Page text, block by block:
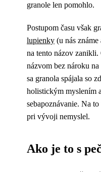
granole len pomohlo.
Postupom času však
lupienky (u nás
na tento názov zanikli.
názvom bez nároku
sa granola spájala so
holistickým myslením
sebapoznávanie. Na
pri vývoji nemyslel.
Ako je to s